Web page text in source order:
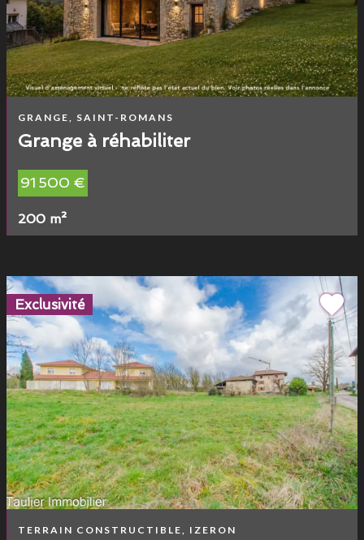
GRANGE, SAINT-ROMANS
Grange à réhabiliter
91 500 €
200 m²
TERRAIN CONSTRUCTIBLE, IZERON
Exclusivité